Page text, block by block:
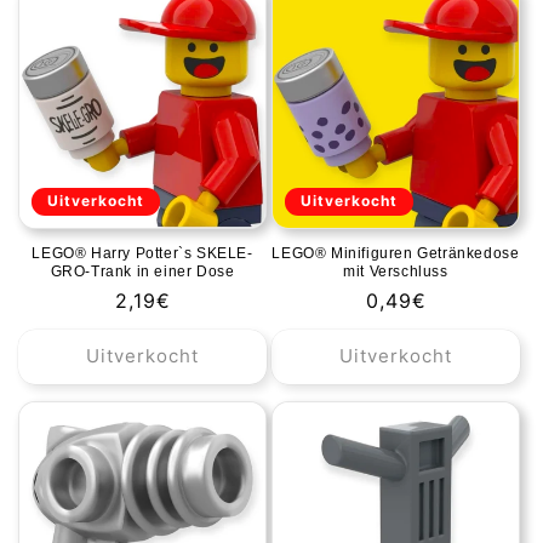
Title
Default
Title
Title
Title
Uitverkocht
LEGO® Harry Potter`s SKELE-
GRO-Trank in einer Dose
Normale
2,19€
Uitverkocht
Uitverkocht
LEGO® Minifiguren Getränkedose
mit Verschluss
Normale
0,49€
Uitverkocht